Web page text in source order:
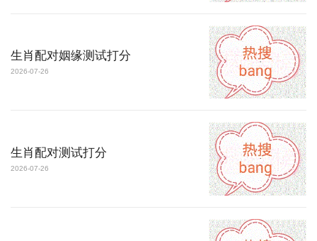
生肖配对姻缘测试打分
2026-07-26
生肖配对测试打分
2026-07-26